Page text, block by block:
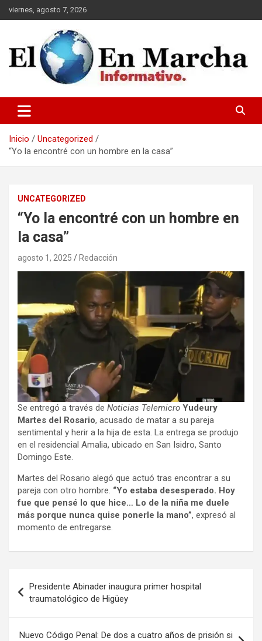
Saltar
al
viernes, agosto 7, 2026
elmundoenmarcha.net
Inicio
Uncategorized
“Yo la encontré con un hombre en la casa”
UNCATEGORIZED
“Yo la encontré con un hombre en
la casa”
agosto 1, 2025 Redacción
Se entregó a través de Noticias Telemicro Yudeury
Martes del Rosario, acusado de matar a su pareja
sentimental y herir a la hija de esta. La entrega se produjo
en el residencial Amalia, ubicado en San Isidro, Santo
Domingo Este.
Martes del Rosario alegó que actuó tras encontrar a su
pareja con otro hombre. “Yo estaba desesperado. Hoy
fue que pensé lo que hice… Lo de la niña me duele
más porque nunca quise ponerle la mano”, expresó al
momento de entregarse.
de
entradas
Presidente Abinader inaugura primer hospital
traumatológico de Higüey
Nuevo Código Penal: De dos a cuatro años de prisión si